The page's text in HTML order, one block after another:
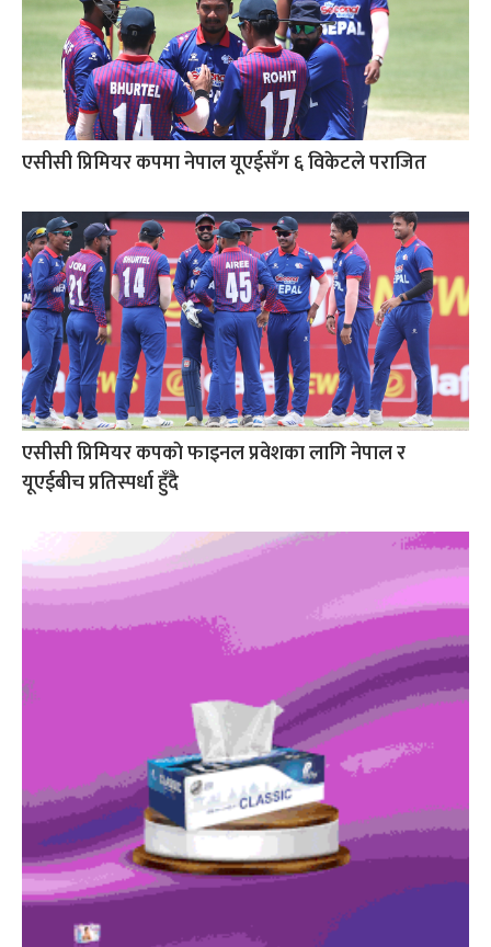
एसीसी प्रिमियर कपमा नेपाल यूएईसँग ६ विकेटले पराजित
एसीसी प्रिमियर कपकाे फाइनल प्रवेशका लागि नेपाल र
यूएईबीच प्रतिस्पर्धा हुँदै